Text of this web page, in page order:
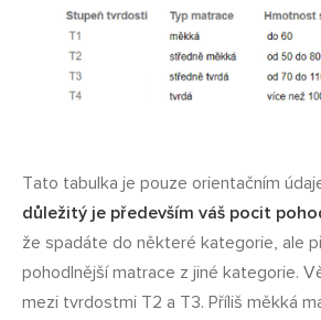
Tato tabulka je pouze orientačním
důležitý je především váš pocit
že spadáte do některé kategorie, ale
pohodlnější matrace z jiné kategorie.
mezi tvrdostmi T2 a T3. Příliš měkká